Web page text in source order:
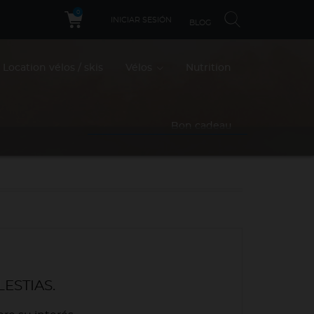
0
INICIAR SESIÓN BLOG